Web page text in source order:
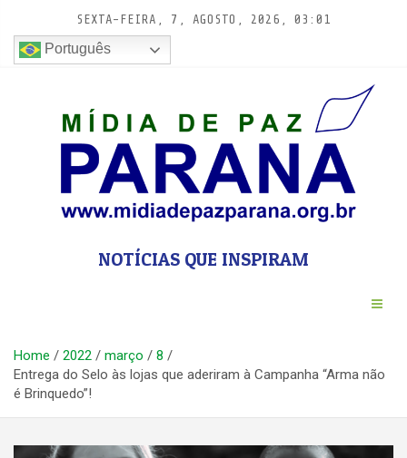
conteúdo
SEXTA-FEIRA, 7, AGOSTO, 2026, 03:01
Português
NOTÍCIAS QUE INSPIRAM
Home 2022 março
8
Entrega do Selo às lojas que aderiram à Campanha “Arma não
é Brinquedo”!